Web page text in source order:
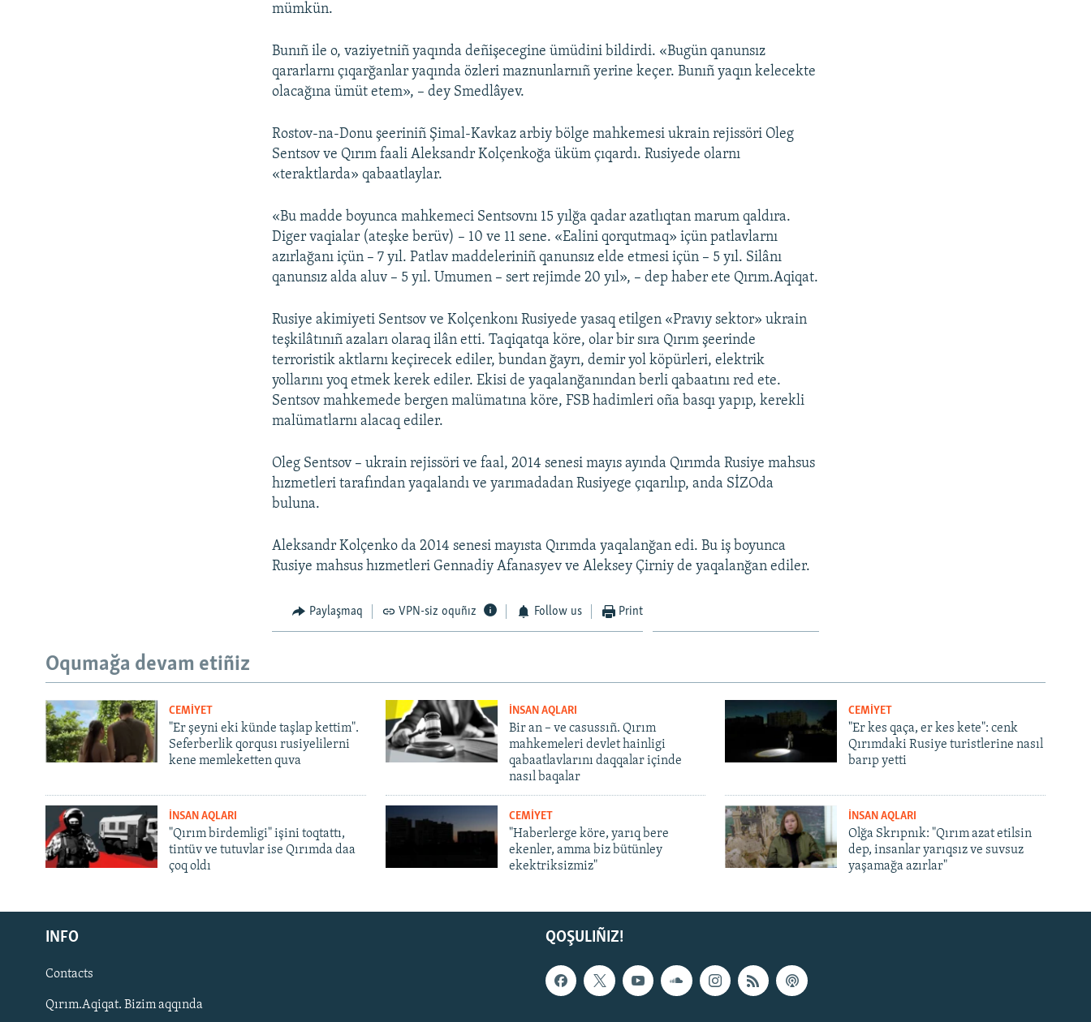
Русский
Українською
QOŞULIÑIZ!
mümkün.
Bunıñ ile o, vaziyetniñ yaqında deñişecegine ümüdini bildirdi. «Bugün qanunsız
qararlarnı çıqarğanlar yaqında özleri maznunlarnıñ yerine keçer. Bunıñ yaqın kelecekte
olacağına ümüt etem», – dey Smedlâyev.
Rostov-na-Donu şeeriniñ Şimal-Kavkaz arbiy bölge mahkemesi ukrain rejissöri Oleg
Sentsov ve Qırım faali Aleksandr Kolçenkoğa üküm çıqardı. Rusiyede olarnı
«teraktlarda» qabaatlaylar.
«Bu madde boyunca mahkemeci Sentsovnı 15 yılğa qadar azatlıqtan marum qaldıra.
Diger vaqialar (ateşke berüv) – 10 ve 11 sene. «Ealini qorqutmaq» içün patlavlarnı
azırlağanı içün – 7 yıl. Patlav maddeleriniñ qanunsız elde etmesi içün – 5 yıl. Silânı
qanunsız alda aluv – 5 yıl. Umumen – sert rejimde 20 yıl», – dep haber ete Qırım.Aqiqat.
Rusiye akimiyeti Sentsov ve Kolçenkonı Rusiyede yasaq etilgen «Pravıy sektor» ukrain
teşkilâtınıñ azaları olaraq ilân etti. Taqiqatqa köre, olar bir sıra Qırım şeerinde
terroristik aktlarnı keçirecek ediler, bundan ğayrı, demir yol köpürleri, elektrik
yollarını yoq etmek kerek ediler. Ekisi de yaqalanğanından berli qabaatını red ete.
Sentsov mahkemede bergen malümatına köre, FSB hadimleri oña basqı yapıp, kerekli
malümatlarnı alacaq ediler.
Oleg Sentsov – ukrain rejissöri ve faal, 2014 senesi mayıs ayında Qırımda Rusiye mahsus
hızmetleri tarafından yaqalandı ve yarımadadan Rusiyege çıqarılıp, anda SİZOda
buluna.
Aleksandr Kolçenko da 2014 senesi mayısta Qırımda yaqalanğan edi. Bu iş boyunca
Rusiye mahsus hızmetleri Gennadiy Afanasyev ve Aleksey Çirniy de yaqalanğan ediler.
Paylaşmaq VPN-siz oquñız Follow us Print
Oqumağa devam etiñiz
CEMİYET
"Er şeyni eki künde taşlap kettim".
Seferberlik qorqusı rusiyelilerni
kene memleketten quva
İNSAN AQLARI
Bir an – ve casussıñ. Qırım
mahkemeleri devlet hainligi
qabaatlavlarını daqqalar içinde
nasıl baqalar
CEMİYET
"Er kes qaça, er kes kete": cenk
Qırımdaki Rusiye turistlerine nasıl
barıp yetti
İNSAN AQLARI
"Qırım birdemligi" işini toqtattı,
tintüv ve tutuvlar ise Qırımda daa
çoq oldı
CEMİYET
"Haberlerge köre, yarıq bere
ekenler, amma biz bütünley
ekektriksizmiz"
İNSAN AQLARI
Olğa Skrıpnık: "Qırım azat etilsin
dep, insanlar yarıqsız ve suvsuz
yaşamağa azırlar"
QOŞULIÑIZ!
INFO
Contacts
Qırım.Aqiqat. Bizim aqqında